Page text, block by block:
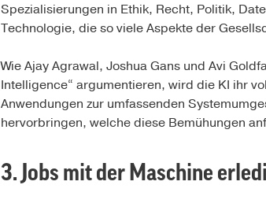
Spezialisierungen in Ethik, Recht, Politik,
Technologie, die so viele Aspekte der
Wie Ajay Agrawal, Joshua Gans und Avi
Intelligence“ argumentieren, wird die KI ihr
Anwendungen zur umfassenden
hervorbringen, welche diese Bemühungen
3. Jobs mit der Maschine